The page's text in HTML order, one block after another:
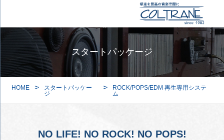
スタートパッケージ
HOME >
スタートパッケー
ジ
>
ROCK/POPS/EDM 再生専用システ
ム
NO LIFE! NO ROCK! NO POPS!